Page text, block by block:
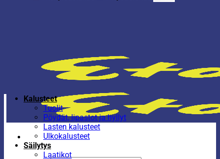
Kalusteet
Tuolit
Pöydät, lipastot ja hyllyt
Lasten kalusteet
Ulkokalusteet
Säilytys
Laatikot